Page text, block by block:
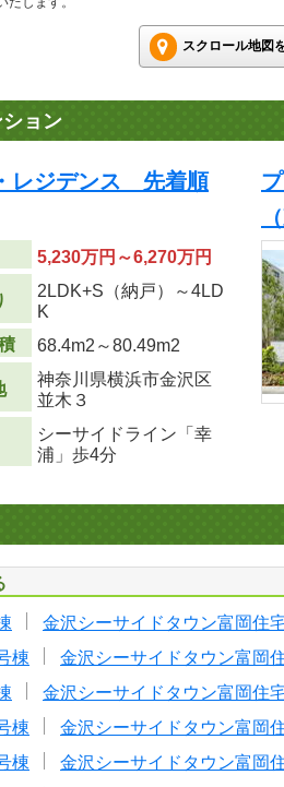
スクロール地図
ョン
レジデンス 先着順
5,230万円～6,270万円
2LDK+S（納戸）～4LD
K
68.4m2 ～80.49m2
神奈川県横浜市金沢区
並木３
シーサイドライン「幸
浦」歩4分
金沢シーサイドタウン富岡住
棟
金沢シーサイドタウン富岡
金沢シーサイドタウン富岡住
棟
金沢シーサイドタウン富岡
棟
金沢シーサイドタウン富岡